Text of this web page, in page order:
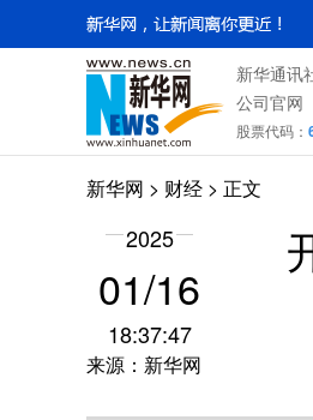
新华通讯
公司官网
股票代码：
新华网 > 财经 > 正文
2025
01/16
18:37:47
来源：新华网